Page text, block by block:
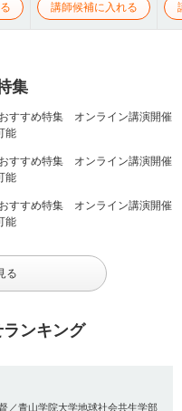
講師候補に入れる
集
る
ンキング
／青山学院大学地球社会共生学部